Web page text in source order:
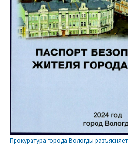
Прокуратура города Вологды разъясняет